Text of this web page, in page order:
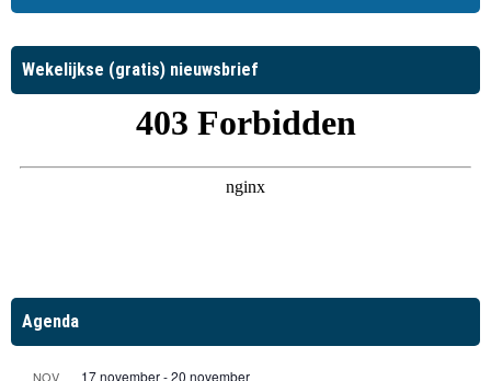
Wekelijkse (gratis) nieuwsbrief
Agenda
NOV 17 november-20 november